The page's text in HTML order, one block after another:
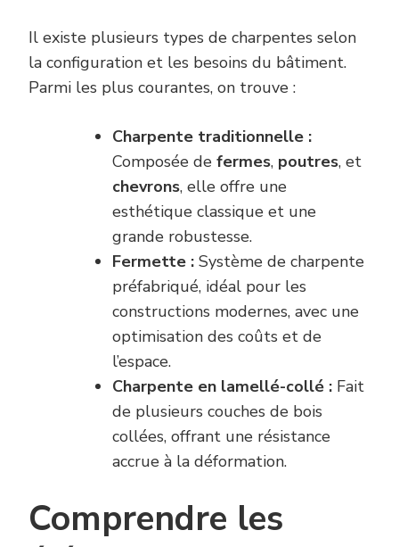
Il existe plusieurs types de charpentes selon
la configuration et les besoins du bâtiment.
Parmi les plus courantes, on trouve :
Charpente traditionnelle :
Composée de fermes, poutres, et
chevrons, elle offre une
esthétique classique et une
grande robustesse.
Fermette : Système de charpente
préfabriqué, idéal pour les
constructions modernes, avec une
optimisation des coûts et de
l’espace.
Charpente en lamellé-collé : Fait
de plusieurs couches de bois
collées, offrant une résistance
accrue à la déformation.
Comprendre les